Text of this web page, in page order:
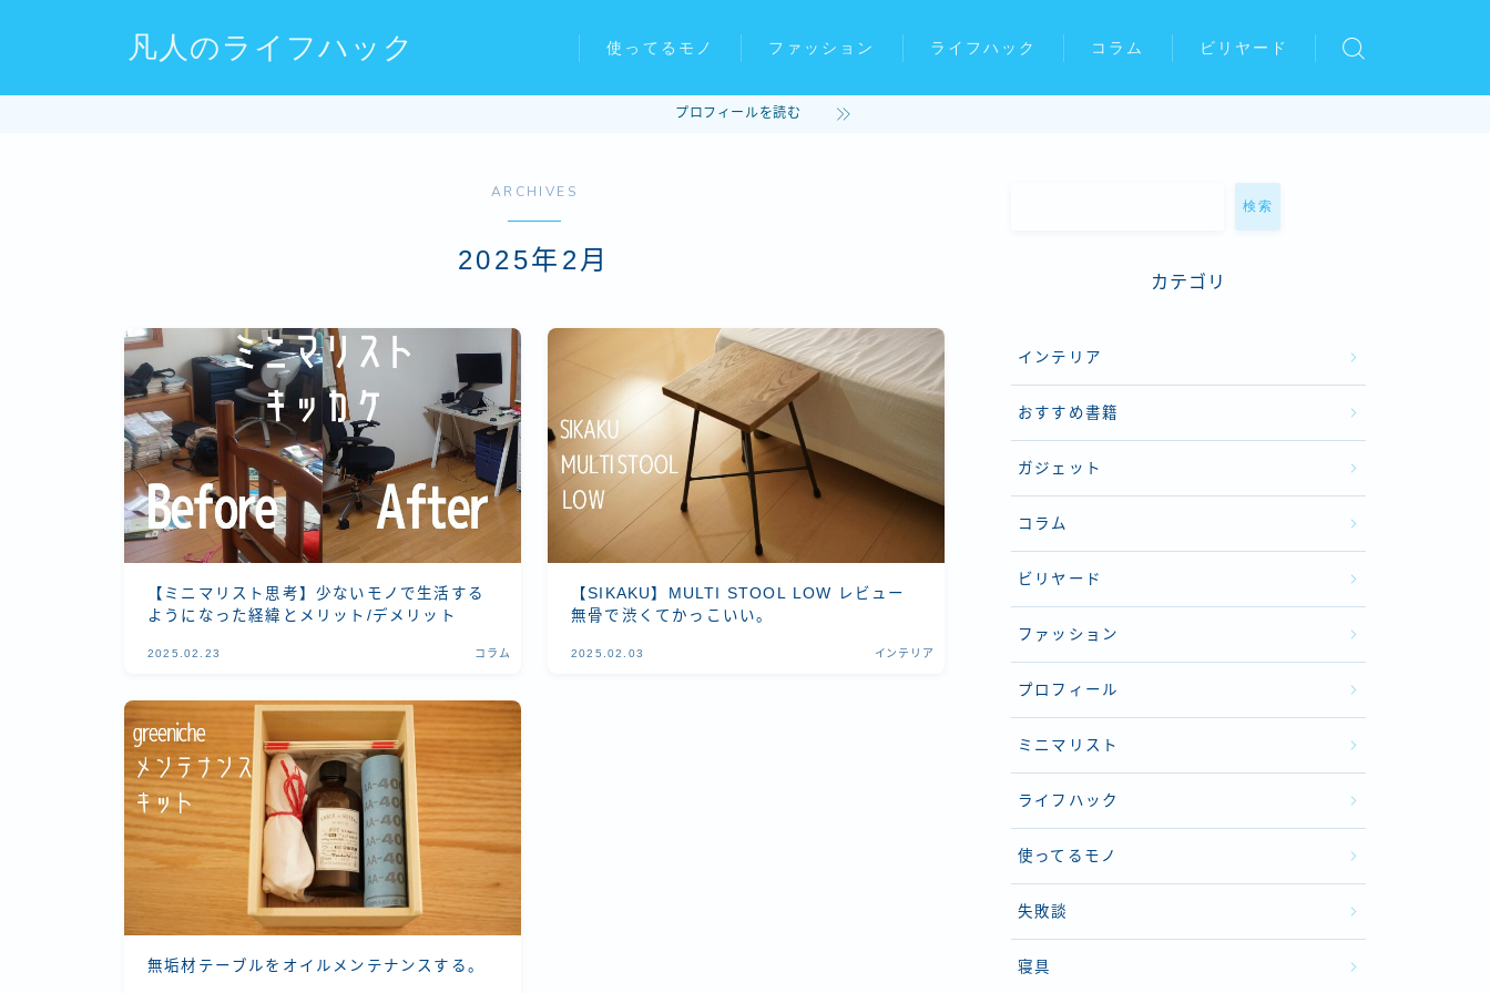
凡人のライフハック 使ってるモノ ファッション ライフハック コラム ビリヤード
プロフィールを読む
ARCHIVES
2025年2月
【ミニマリスト思考】少ないモノで生活する
ようになった経緯とメリット/デメリット
2025.02.23 コラム
【SIKAKU】MULTI STOOL LOW レビュー
無骨で渋くてかっこいい。
2025.02.03 インテリア
無垢材テーブルをオイルメンテナンスする。
検索
カテゴリ
インテリア
おすすめ書籍
ガジェット
コラム
ビリヤード
ファッション
プロフィール
ミニマリスト
ライフハック
使ってるモノ
失敗談
寝具